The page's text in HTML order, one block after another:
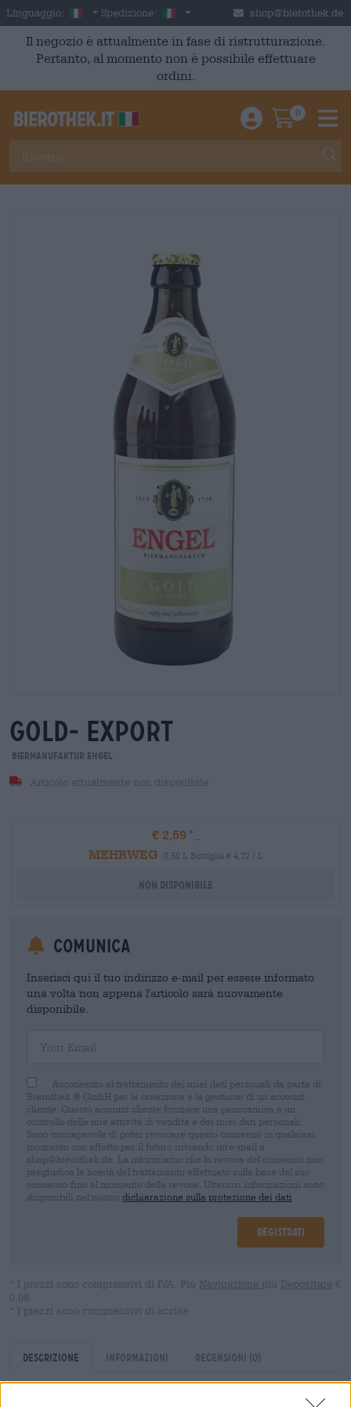
Skip to main content
Linguaggio: Italian
Spedizione: Italia shop@bierothek.de
Il negozio è attualmente in fase di ristrutturazione.
Pertanto, al momento non è possibile effettuare
ordini.
Einloggen /
0
gold- export
Biermanufaktur Engel
Articolo attualmente non disponibile
€ 2,59
MEHRWEG
0,50 L Bottiglia € 4,72 / L
Non disponibile
Comunica
Inserisci qui il tuo indirizzo e-mail per essere informato
una volta non appena l'articolo sarà nuovamente
disponibile.
Acconsento al trattamento dei miei dati personali da parte di
Bierothek ® GmbH per la creazione e la gestione di un account
cliente. Questo account cliente fornisce una panoramica e un
controllo delle mie attività di vendita e dei miei dati personali.
Sono consapevole di poter revocare questo consenso in qualsiasi
momento con effetto per il futuro inviando un'e-mail a
shop@bierothek.de. La informiamo che la revoca del consenso non
pregiudica la liceità del trattamento effettuato sulla base del suo
consenso fino al momento della revoca. Ulteriori informazioni sono
disponibili nel nostro dichiarazione sulla protezione dei dati
Registrati
* I prezzi sono comprensivi di IVA. Più Navigazione più Depositare €
0,08
* I prezzi sono comprensivi di accisa
Descrizione Informazioni Recensioni (0)